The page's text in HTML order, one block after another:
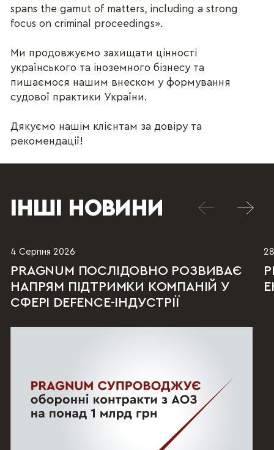
spans the gamut of matters, including a strong
focus on criminal proceedings».
Ми продовжуємо захищати цінності
українського та іноземного бізнесу та
пишаємося нашим внеском у формування
судової практики України.
Дякуємо нашім клієнтам за довіру та
рекомендації!
ІНШІ НОВИНИ
4 Серпня 2026
PRAGNUM ПОСЛІДОВНО РОЗВИВАЄ
НАПРЯМ ПІДТРИМКИ КОМПАНІЙ У
СФЕРІ DEFENCE-ІНДУСТРІЇ